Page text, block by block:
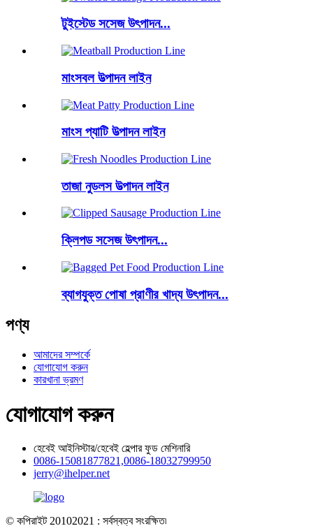
টুইস্টেড সসেজ উৎপাদন...
মাংসবল উত্পাদন লাইন
মাংস প্যাটি উত্পাদন লাইন
তাজা নুডলস উত্পাদন লাইন
ক্লিপড সসেজ উৎপাদন...
ব্যাগযুক্ত পোষা প্রাণীর খাদ্য উৎপাদন...
পণ্য
আমাদের সম্পর্কে
যোগাযোগ করুন
কারখানা ভ্রমণ
যোগাযোগ করুন
হেবেই আইনিস্টার/হেবেই হেল্পার ফুড মেশিনারি
0086-15081877821,0086-18032799950
jerry@ihelper.net
© কপিরাইট 20102021 : সর্বস্বত্ব সংরক্ষিত৷